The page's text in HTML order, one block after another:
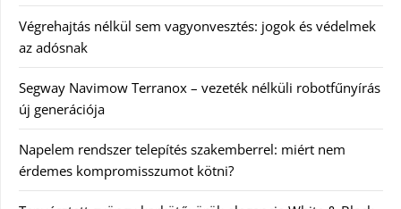
Végrehajtás nélkül sem vagyonvesztés: jogok és védelmek
az adósnak
Segway Navimow Terranox – vezeték nélküli robotfűnyírás
új generációja
Napelem rendszer telepítés szakemberrel: miért nem
érdemes kompromisszumot kötni?